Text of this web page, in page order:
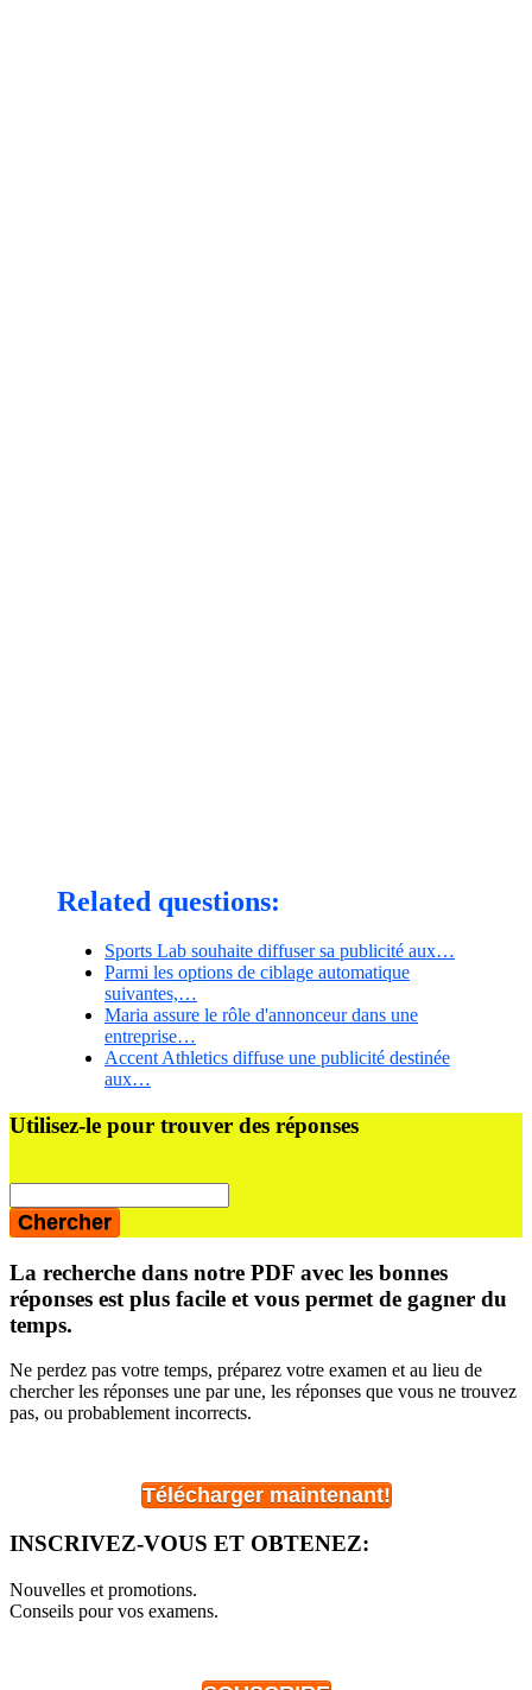
Related questions:
Sports Lab souhaite diffuser sa publicité aux…
Parmi les options de ciblage automatique
suivantes,…
Maria assure le rôle d'annonceur dans une
entreprise…
Accent Athletics diffuse une publicité destinée
aux…
Barre
principale
Utilisez-le pour trouver des réponses
La recherche dans notre PDF avec les bonnes
réponses est plus facile et vous permet de gagner du
temps.
Ne perdez pas votre temps, préparez votre examen et au lieu de
chercher les réponses une par une, les réponses que vous ne trouvez
pas, ou probablement incorrects.
Télécharger maintenant!
INSCRIVEZ-VOUS ET OBTENEZ:
Nouvelles et promotions.
Conseils pour vos examens.